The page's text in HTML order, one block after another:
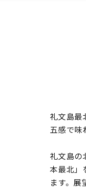
礼文島最
五感で味
礼文島の
本最北」
ます。